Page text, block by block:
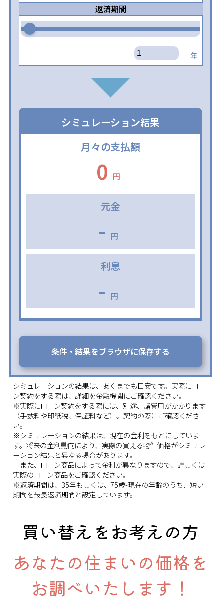
返済期間
年
シミュレーション結果
月々の支払額
0 円
元金
- 円
利息
- 円
条件・結果をブラウザに保存する
シミュレーションの結果は、あくまでも目安です。実際にロー
ン契約をする際は、詳細を金融機関にご確認ください。
※実際にローン契約をする際には、別途、諸費用がかかります
（手数料や印紙税、保証料など）。契約の際にご確認くださ
い。
※シミュレーションの結果は、現在の金利をもとにしていま
す。将来の金利動向により、実際の買える物件価格がシミュレ
ーション結果と異なる場合があります。
また、ローン商品によって金利が異なりますので、詳しくは
実際のローン商品をご確認ください。
※返済期間は、35年もしくは、75歳-現在の年齢のうち、短い
期間を最長返済期間と設定しています。
買い替えをお考えの方
あなたの住まいの価格を
お調べいたします！